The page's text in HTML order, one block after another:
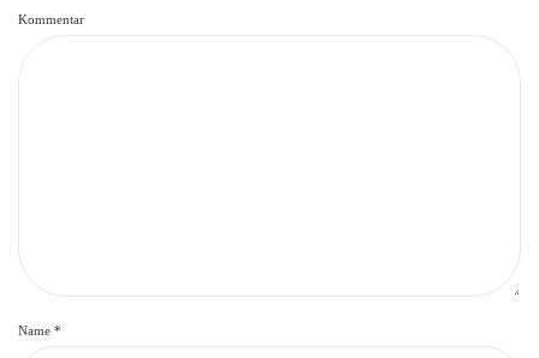
Kommentar
Name *